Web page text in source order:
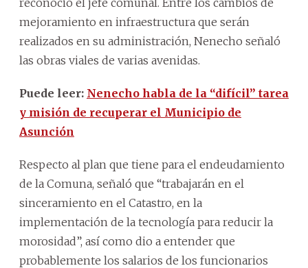
mejoramiento en infraestructura que serán
realizados en su administración, Nenecho señaló
las obras viales de varias avenidas.
Puede leer: Nenecho habla de la “difícil” tarea
y misión de recuperar el Municipio de
Asunción
Respecto al plan que tiene para el endeudamiento
de la Comuna, señaló que “trabajarán en el
sinceramiento en el Catastro, en la
implementación de la tecnología para reducir la
morosidad”, así como dio a entender que
probablemente los salarios de los funcionarios